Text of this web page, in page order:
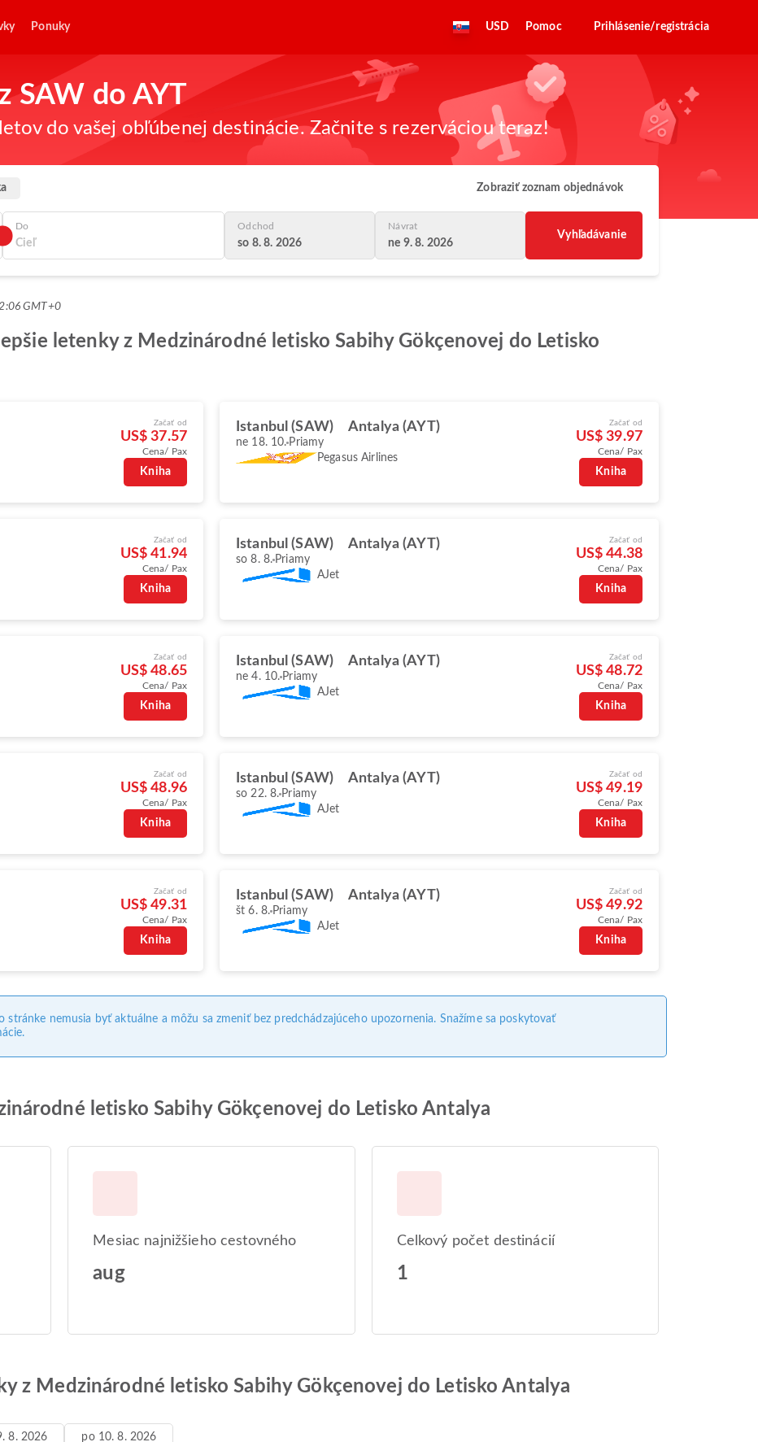
Ponuky USD Pomoc Prihlásenie/registrácia
SAW do AYT
do vašej obľúbenej destinácie. Začnite s rezerváciou teraz!
Zobraziť zoznam objednávok
Do Odchod
so 8. 8. 2026
Návrat
ne 9. 8. 2026
Vyhľadávanie
GMT+0
letenky z Medzinárodné letisko Sabihy Gökçenovej do Letisko
Začať od
US$ 37.57
Cena/ Pax
Kniha
Istanbul (SAW) Antalya (AYT)
ne 18. 10. Priamy
Pegasus Airlines
Začať od
US$ 39.97
Cena/ Pax
Kniha
Začať od
US$ 41.94
Cena/ Pax
Kniha
Istanbul (SAW) Antalya (AYT)
so 8. 8. Priamy
AJet
Začať od
US$ 44.38
Cena/ Pax
Kniha
Začať od
US$ 48.65
Cena/ Pax
Kniha
Istanbul (SAW) Antalya (AYT)
ne 4. 10. Priamy
AJet
Začať od
US$ 48.72
Cena/ Pax
Kniha
Začať od
US$ 48.96
Cena/ Pax
Kniha
Istanbul (SAW) Antalya (AYT)
so 22. 8. Priamy
AJet
Začať od
US$ 49.19
Cena/ Pax
Kniha
Začať od
US$ 49.31
Cena/ Pax
Kniha
Istanbul (SAW) Antalya (AYT)
št 6. 8. Priamy
AJet
Začať od
US$ 49.92
Cena/ Pax
Kniha
stránke nemusia byť aktuálne a môžu sa zmeniť bez predchádzajúceho upozornenia. Snažíme sa poskytovať
letisko Sabihy Gökçenovej do Letisko Antalya
Mesiac najnižšieho cestovného
aug
Celkový počet destinácií
1
z Medzinárodné letisko Sabihy Gökçenovej do Letisko Antalya
8. 2026 po 10. 8. 2026